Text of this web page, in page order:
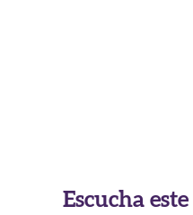
Escucha